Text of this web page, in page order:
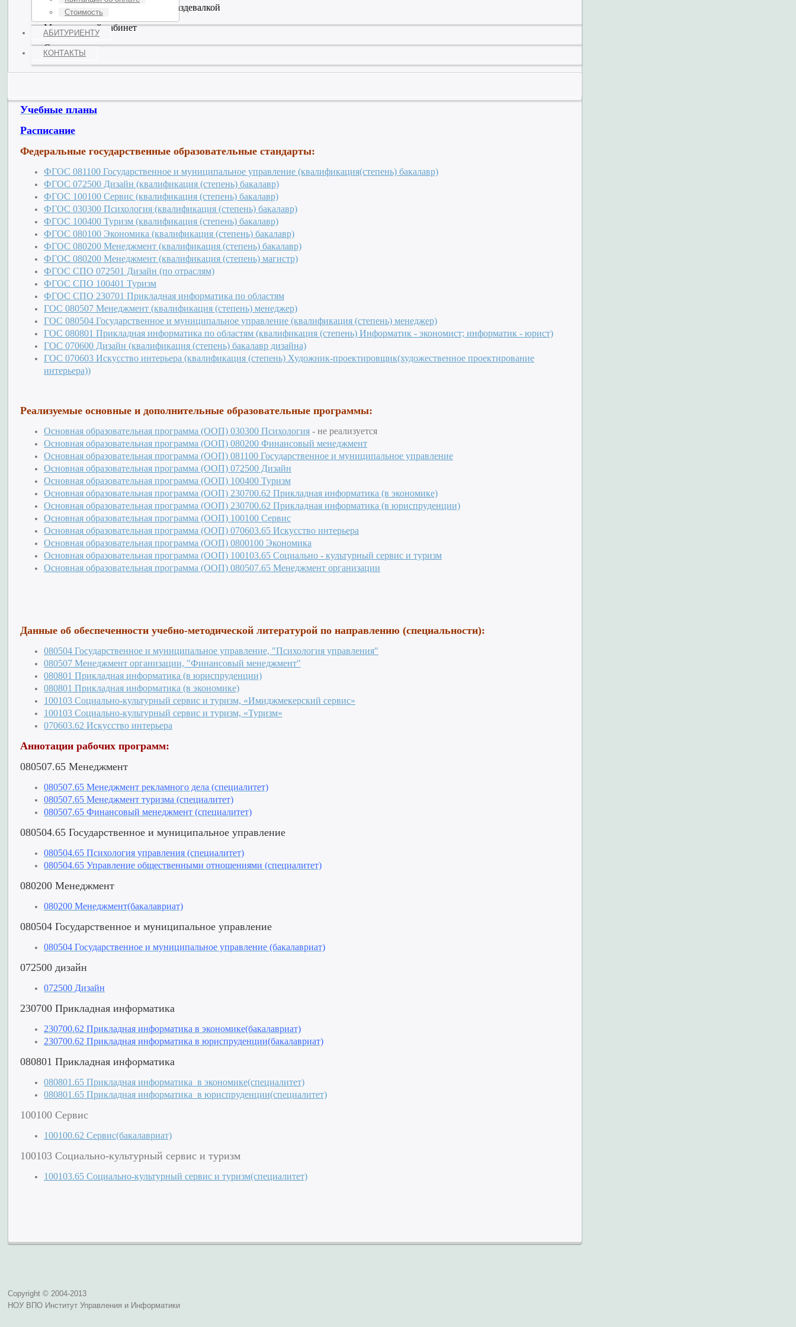
Стоимость
АБИТУРИЕНТУ
КОНТАКТЫ
Спортивно-тренажёрный зал с раздевалкой
Медицинский кабинет
Столовая
Учебные планы
Расписание
Федеральные государственные образовательные стандарты:
ФГОС 081100 Государственное и муниципальное управление (квалификация(степень) бакалавр)
ФГОС 072500 Дизайн (квалификация (степень) бакалавр)
ФГОС 100100 Сервис (квалификация (степень) бакалавр)
ФГОС 030300 Психология (квалификация (степень) бакалавр)
ФГОС 100400 Туризм (квалификация (степень) бакалавр)
ФГОС 080100 Экономика (квалификация (степень) бакалавр)
ФГОС 080200 Менеджмент (квалификация (степень) бакалавр)
ФГОС 080200 Менеджмент (квалификация (степень) магистр)
ФГОС СПО 072501 Дизайн (по отраслям)
ФГОС СПО 100401 Туризм
ФГОС СПО 230701 Прикладная информатика по областям
ГОС 080507 Менеджмент (квалификация (степень) менеджер)
ГОС 080504 Государственное и муниципальное управление (квалификация (степень) менеджер)
ГОС 080801 Прикладная информатика по областям (квалификация (степень) Информатик - экономист; информатик - юрист)
ГОС 070600 Дизайн (квалификация (степень) бакалавр дизайна)
ГОС 070603 Искусство интерьера (квалификация (степень) Художник-проектировщик(художественное проектирование
интерьера))
Реализуемые основные и дополнительные образовательные программы:
Основная образовательная программа (ООП) 030300 Психология - не реализуется
Основная образовательная программа (ООП) 080200 Финансовый менеджмент
Основная образовательная программа (ООП) 081100 Государственное и муниципальное управление
Основная образовательная программа (ООП) 072500 Дизайн
Основная образовательная программа (ООП) 100400 Туризм
Основная образовательная программа (ООП) 230700.62 Прикладная информатика (в экономике)
Основная образовательная программа (ООП) 230700.62 Прикладная информатика (в юриспруденции)
Основная образовательная программа (ООП) 100100 Сервис
Основная образовательная программа (ООП) 070603.65 Искусство интерьера
Основная образовательная программа (ООП) 0800100 Экономика
Основная образовательная программа (ООП) 100103.65 Социально - культурный сервис и туризм
Основная образовательная программа (ООП) 080507.65 Менеджмент организации
Данные об обеспеченности учебно-методической литературой по направлению (специальности):
080504 Государственное и муниципальное управление, "Психология управления"
080507 Менеджмент организации, "Финансовый менеджмент"
080801 Прикладная информатика (в юриспруденции)
080801 Прикладная информатика (в экономике)
100103 Социально-культурный сервис и туризм, «Имиджмекерский сервис»
100103 Социально-культурный сервис и туризм, «Туризм»
070603.62 Искусство интерьера
Аннотации рабочих программ:
080507.65 Менеджмент
080507.65 Менеджмент рекламного дела (специалитет)
080507.65 Менеджмент туризма (специалитет)
080507.65 Финансовый менеджмент (специалитет)
080504.65 Государственное и муниципальное управление
080504.65 Психология управления (специалитет)
080504.65 Управление общественными отношениями (специалитет)
080200 Менеджмент
080200 Менеджмент(бакалавриат)
080504 Государственное и муниципальное управление
080504 Государственное и муниципальное управление (бакалавриат)
072500 дизайн
072500 Дизайн
230700 Прикладная информатика
230700.62 Прикладная информатика в экономике(бакалавриат)
230700.62 Прикладная информатика в юриспруденции(бакалавриат)
080801 Прикладная информатика
080801.65 Прикладная информатика в экономике(специалитет)
080801.65 Прикладная информатика в юриспруденции(специалитет)
100100 Сервис
100100.62 Сервис(бакалавриат)
100103 Социально-культурный сервис и туризм
100103.65 Социально-культурный сервис и туризм(специалитет)
Copyright © 2004-2013
НОУ ВПО Институт Управления и Информатики